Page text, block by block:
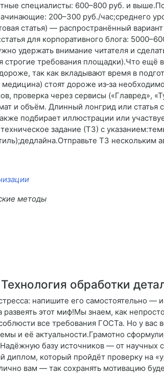
специалисты: 600–800 руб. и
200–300 руб./час;среднего
статья) — распространённый
для корпоративного блога:
удержать внимание читателя и
строгие требования площадки).Что
так как вкладывают время в
стоят дороже из‑за
проверка через сервисы («Главред»,
и объём. Длинный лонгрид или статья
подбирает иллюстрации или
техническое задание (ТЗ) с
ТЗ
методы
обработки
напишите его самостоятельно —
развеять этот миф!Мы знаем, как
все требования ГОСТа. Но у
и её актуальности.Грамотно
базу источников — от научных
диплом, который пройдёт проверку на
вам — так сохранять мотивацию